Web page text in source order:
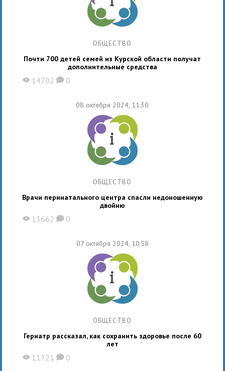
ОБЩЕСТВО
Почти 700 детей семей из Курской области получат
дополнительные средства
X 14702 K 0
08 октября 2024, 11:30
ОБЩЕСТВО
Врачи перинатального центра спасли недоношенную
двойню
X 13662 K 0
07 октября 2024, 10:58
ОБЩЕСТВО
Гериатр рассказал, как сохранить здоровье после 60
лет
X 11721 K 0